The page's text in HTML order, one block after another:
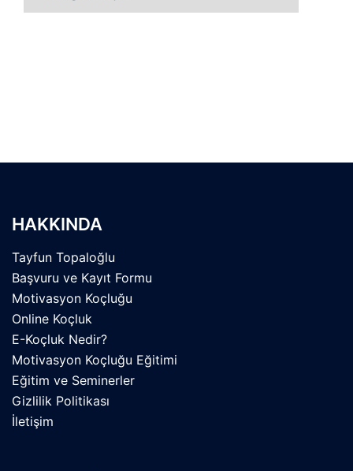
HAKKINDA
Tayfun Topaloğlu
Başvuru ve Kayıt Formu
Motivasyon Koçluğu
Online Koçluk
E-Koçluk Nedir?
Motivasyon Koçluğu Eğitimi
Eğitim ve Seminerler
Gizlilik Politikası
İletişim